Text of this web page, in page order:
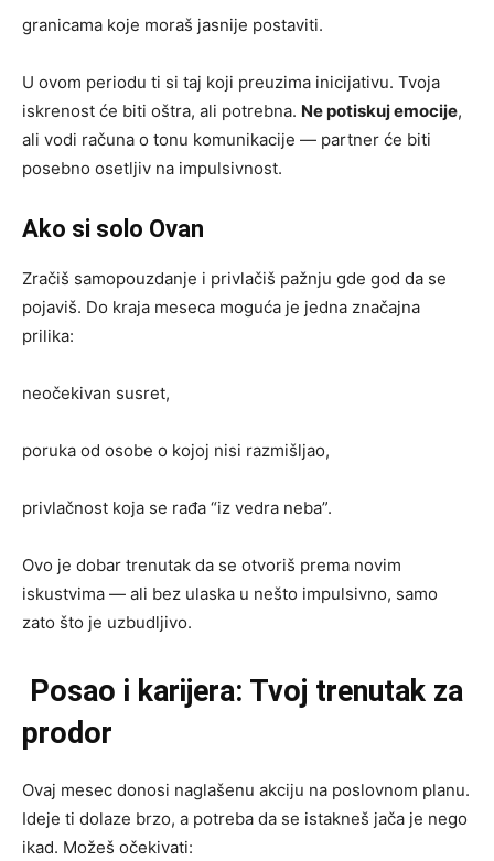
granicama koje moraš jasnije postaviti.
U ovom periodu ti si taj koji preuzima inicijativu. Tvoja
iskrenost će biti oštra, ali potrebna. Ne potiskuj emocije,
ali vodi računa o tonu komunikacije — partner će biti
posebno osetljiv na impulsivnost.
Ako si solo Ovan
Zračiš samopouzdanje i privlačiš pažnju gde god da se
pojaviš. Do kraja meseca moguća je jedna značajna
prilika:
neočekivan susret,
poruka od osobe o kojoj nisi razmišljao,
privlačnost koja se rađa “iz vedra neba”.
Ovo je dobar trenutak da se otvoriš prema novim
iskustvima — ali bez ulaska u nešto impulsivno, samo
zato što je uzbudljivo.
Posao i karijera: Tvoj trenutak za
prodor
Ovaj mesec donosi naglašenu akciju na poslovnom planu.
Ideje ti dolaze brzo, a potreba da se istakneš jača je nego
ikad. Možeš očekivati: